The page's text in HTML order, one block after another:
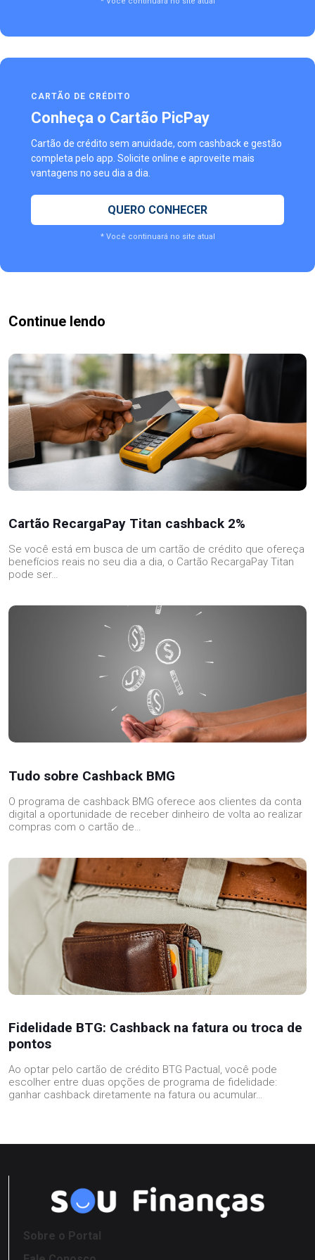
CARTÃO DE CRÉDITO
Conheça o Cartão PicPay
Cartão de crédito sem anuidade, com cashback e gestão
completa pelo app. Solicite online e aproveite mais
vantagens no seu dia a dia.
QUERO CONHECER
* Você continuará no site atual
Continue lendo
Cartão RecargaPay Titan cashback 2%
Se você está em busca de um cartão de crédito que ofereça
benefícios reais no seu dia a dia, o Cartão RecargaPay Titan
pode ser…
Tudo sobre Cashback BMG
O programa de cashback BMG oferece aos clientes da conta
digital a oportunidade de receber dinheiro de volta ao realizar
compras com o cartão de…
Fidelidade BTG: Cashback na fatura ou troca de
pontos
Ao optar pelo cartão de crédito BTG Pactual, você pode
escolher entre duas opções de programa de fidelidade:
ganhar cashback diretamente na fatura ou acumular…
Sobre o Portal